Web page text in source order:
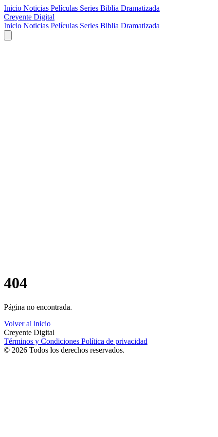
Inicio Noticias Películas Series Biblia Dramatizada
Creyente Digital
Inicio Noticias Películas Series Biblia Dramatizada
404
Página no encontrada.
Volver al inicio
Creyente Digital
Términos y Condiciones Política de privacidad
© 2026 Todos los derechos reservados.